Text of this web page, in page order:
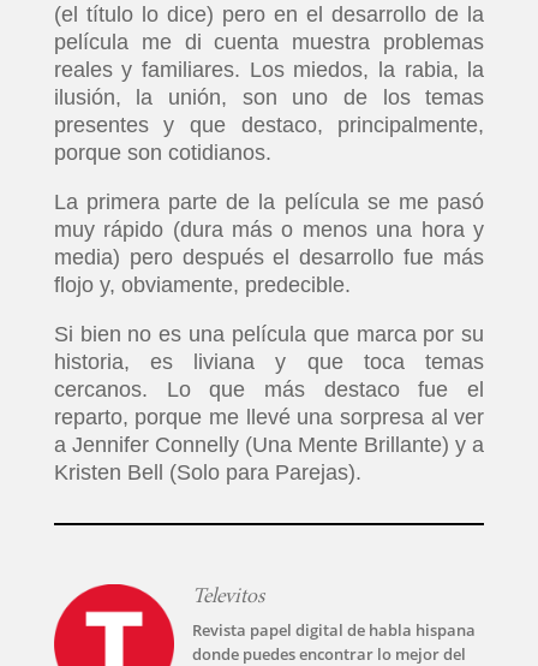
(el título lo dice) pero en el desarrollo de la
película me di cuenta muestra problemas
reales y familiares. Los miedos, la rabia, la
ilusión, la unión, son uno de los temas
presentes y que destaco, principalmente,
porque son cotidianos.
La primera parte de la película se me pasó
muy rápido (dura más o menos una hora y
media) pero después el desarrollo fue más
flojo y, obviamente, predecible.
Si bien no es una película que marca por su
historia, es liviana y que toca temas
cercanos. Lo que más destaco fue el
reparto, porque me llevé una sorpresa al ver
a Jennifer Connelly (Una Mente Brillante) y a
Kristen Bell (Solo para Parejas).
Televitos
Revista papel digital de habla hispana
donde puedes encontrar lo mejor del